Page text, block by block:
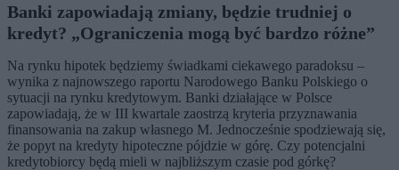
Banki zapowiadają zmiany, będzie trudniej o
kredyt? „Ograniczenia mogą być bardzo różne”
Na rynku hipotek będziemy świadkami ciekawego paradoksu –
wynika z najnowszego raportu Narodowego Banku Polskiego o
sytuacji na rynku kredytowym. Banki działające w Polsce
zapowiadają, że w III kwartale zaostrzą kryteria przyznawania
finansowania na zakup własnego M. Jednocześnie spodziewają się,
że popyt na kredyty hipoteczne pójdzie w górę. Czy potencjalni
kredytobiorcy będą mieli w najbliższym czasie pod górkę?